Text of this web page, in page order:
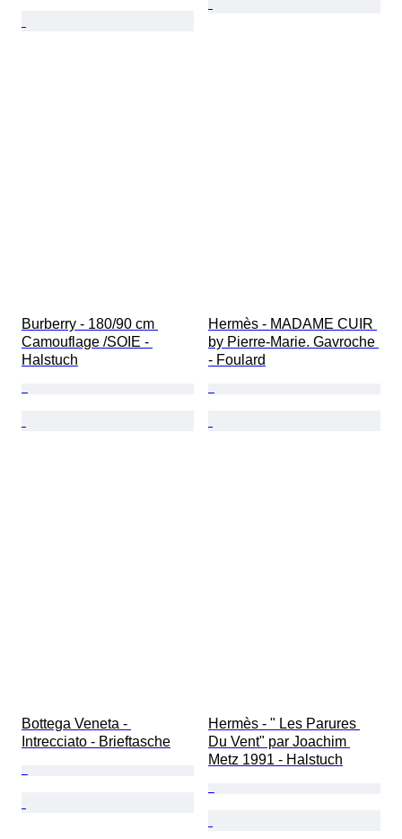
Burberry - 180/90 cm
Camouflage /SOIE -
Halstuch
Hermès - MADAME CUIR
by Pierre-Marie. Gavroche
- Foulard
Bottega Veneta -
Intrecciato - Brieftasche
Hermès - " Les Parures
Du Vent" par Joachim
Metz 1991 - Halstuch